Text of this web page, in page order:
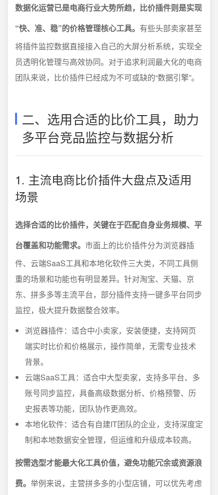
数据化运营已是电商行业大势所趋，比价插件则是实现
“快、准、稳”的价格管理核心工具。 有些头部卖家甚至
将插件监控数据直接接入自己的大屏分析系统，实现全
员透明化管理与高效协同。对于追求利润最大化的电商
团队来说，比价插件已经成为不可或缺的“数据引擎”。
二、选用合适的比价工具，助力
多平台竞品监控与数据分析
1. 主流电商比价插件大盘点及适用
场景
选择合适的比价插件，关键在于匹配自身业务规模、平
台覆盖和功能需求。 市面上的比价插件分为浏览器插
件、云端SaaS工具和本地化软件三大类，不同工具侧
重的场景和功能也有明显差异。针对淘宝、天猫、京
东、拼多多等主流平台，部分插件支持一键多平台同步
监控，极大提升数据整合效率。
浏览器插件：适合中小卖家，安装便捷，支持网页
端实时比价和价格展示，操作简单，无需专业技术
背景。
云端SaaS工具：适合中大型卖家，支持多平台、多
账号同步监控，具备高级数据分析、价格预警、历
史报表等功能，团队协作更高效。
本地化软件：适合有自建IT团队的企业，支持深度定
制和本地数据安全管理，但运维和升级成本较高。
按需选型才能最大化工具价值，避免功能冗余或资源浪
费。 举例来说，主营拼多多的小型店铺，可以优先考虑